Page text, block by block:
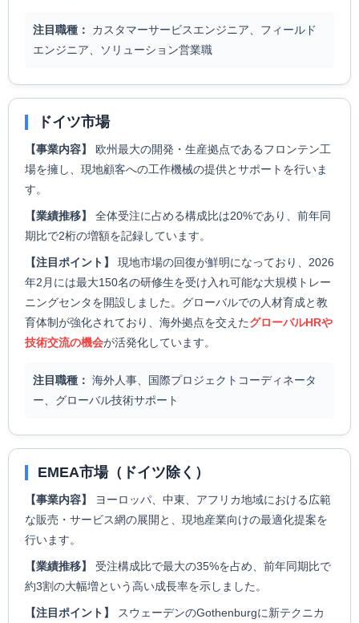
注目職種：
カスタマーサービスエンジニア、フィールド
エンジニア、ソリューション営業職
ドイツ市場
【事業内容】
欧州最大の開発・生産拠点であるフロンテン工
場を擁し、現地顧客への工作機械の提供とサポートを行いま
す。
【業績推移】
全体受注に占める構成比は20%であり、前年同
期比で2桁の増額を記録しています。
【注目ポイント】
現地市場の回復が鮮明になっており、2026
年2月には最大150名の研修生を受け入れ可能な大規模トレー
ニングセンタを開設しました。グローバルでの人材育成と教
育体制が強化されており、海外拠点を交えたグローバルHRや
技術交流の機会が活発化しています。
注目職種： 海外人事、国際プロジェクトコーディネータ
ー、グローバル技術サポート
EMEA市場（ドイツ除く）
【事業内容】
ヨーロッパ、中東、アフリカ地域における広範
な販売・サービス網の展開と、現地産業向けの最適化提案を
行います。
【業績推移】
受注構成比で最大の35%を占め、前年同期比で
約3割の大幅増という高い成長率を示しました。
【注目ポイント】
スウェーデンのGothenburgに新テクニカ